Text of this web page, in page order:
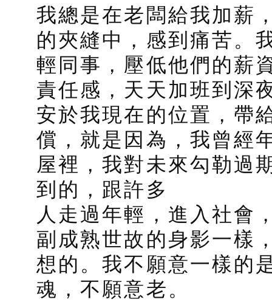
我總是在老闆給我加薪
的夾縫中，感到痛苦。
輕同事，壓低他們的薪
責任感，天天加班到深
安於我現在的位置，帶
償，就是因為，我曾經
屋裡，我對未來勾勒過
到的，跟許多
人走過年輕，進入社會
副成熟世故的身影一樣
想的。我不願意一樣的
魂，不願意老。